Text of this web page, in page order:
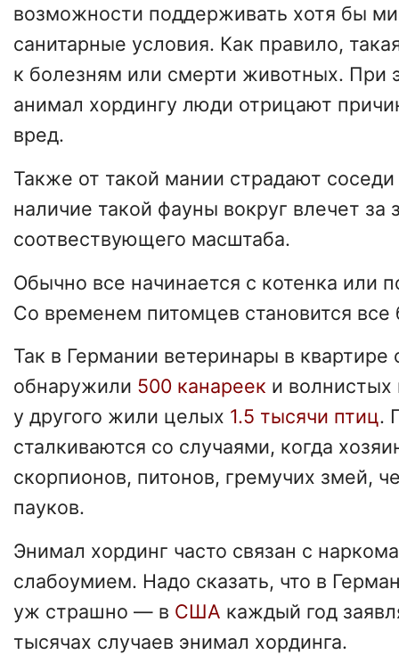
возможности поддерживать хотя бы
санитарные условия. Как правило,
к болезням или смерти животных. При
анимал хордингу люди отрицают
вред.
Также от такой мании страдают
наличие такой фауны вокруг влечет за
соотвествующего масштаба.
Обычно все начинается с котенка или
Со временем питомцев становится
Так в Германии ветеринары в квартире
обнаружили 500 канареек и волнистых
у другого жили целых 1.5 тысячи птиц.
сталкиваются со случаями, когда
скорпионов, питонов, гремучих змей,
пауков.
Энимал хординг часто связан с
слабоумием. Надо сказать, что в
уж страшно — в США каждый год
тысячах случаев энимал хординга.